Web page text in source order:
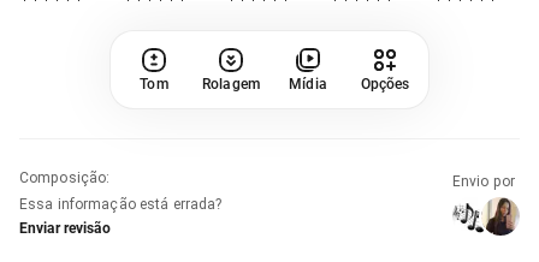
Tom Rolagem Mídia Opções
Composição:
Essa informação está errada?
Enviar revisão
Envio por